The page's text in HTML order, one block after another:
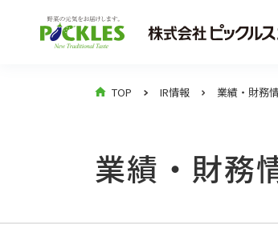
TOP IR情報 業績・財務
業績・財務